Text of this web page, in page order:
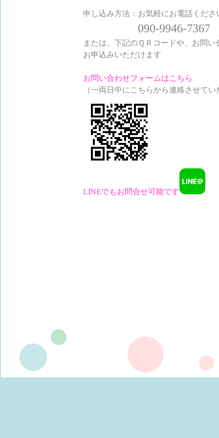
申し込み方法：お気軽にお電話くださ
090-9946-7367
または、下記のＱＲコードや、お問
お申込みいただけます
お問い合わせフォームはこちら
（一両日中にこちらから連絡させて
LINEでもお問合せ可能です